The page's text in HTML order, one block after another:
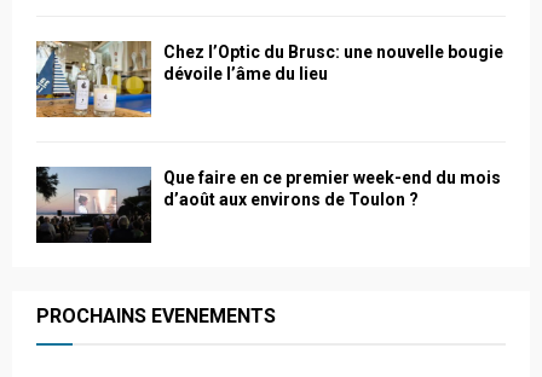
Chez l’Optic du Brusc: une nouvelle bougie
dévoile l’âme du lieu
Que faire en ce premier week-end du mois
d’août aux environs de Toulon ?
PROCHAINS EVENEMENTS